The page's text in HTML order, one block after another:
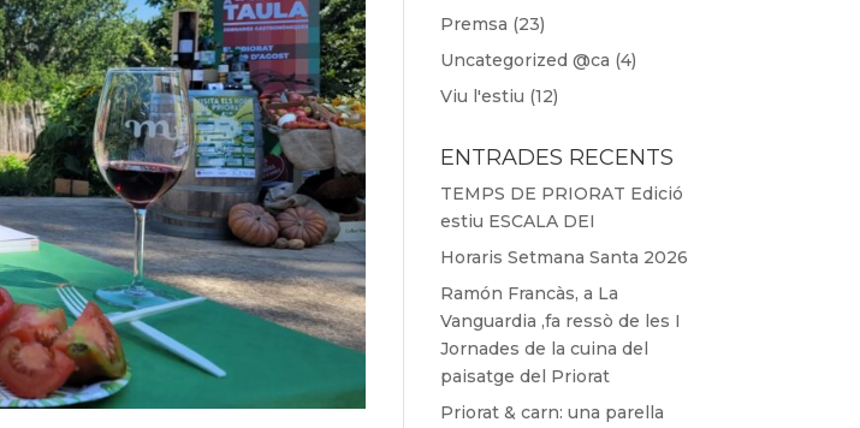
Premsa (23)
Uncategorized @ca (4)
Viu l'estiu (12)
ENTRADES RECENTS
TEMPS DE PRIORAT Edició
estiu ESCALA DEI
Horaris Setmana Santa 2026
Ramón Francàs, a La
Vanguardia ,fa ressò de les I
Jornades de la cuina del
paisatge del Priorat
Priorat & carn: una parella